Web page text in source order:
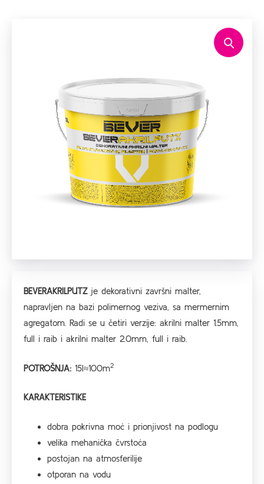
BEVERAKRILPUTZje dekorativni završni malter,
napravljen na bazi polimernog veziva, sa mermernim
agregatom. Radi se u četiri verzije: akrilni malter 1.5mm,
full i raib i akrilni malter 2.0mm, full i raib.
POTROŠNJA: 15l≈100m2
KARAKTERISTIKE
dobra pokrivna moć i prionjivost na podlogu
velika mehanička čvrstoća
postojan na atmosferilije
otporan na vodu